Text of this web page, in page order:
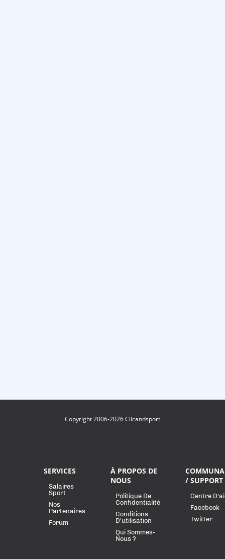
Copyright 2006-2026 Clicandsport
SERVICES
Salaires
Sport
Nos
Partenaires
Forum
À PROPOS DE
NOUS
Politique De
Confidentialité
Conditions
D'utilisation
Qui Sommes-
Nous ?
/ SUPPORT
Centre
Facebook
Twitter